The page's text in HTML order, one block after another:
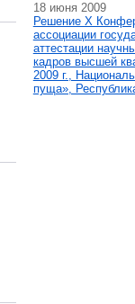
18 июня 2009
Решение X
ассоциации
аттестации
кадров высшей
2009 г.,
пуща»,